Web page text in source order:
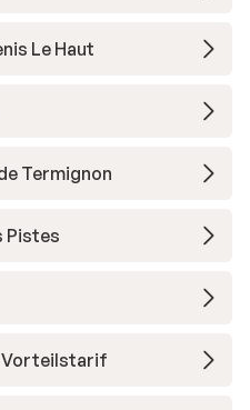
Le Haut
Termignon
Pistes
Vorteilstarif